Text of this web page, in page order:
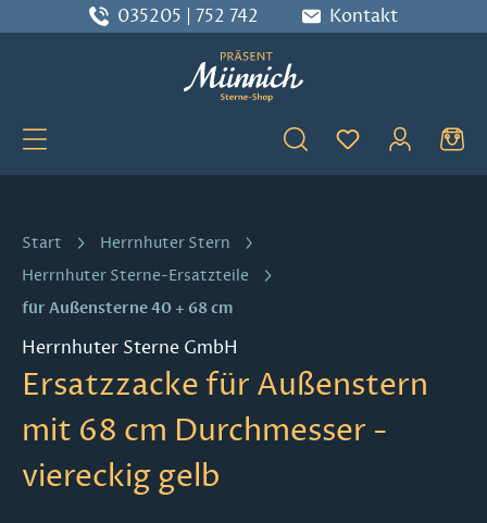
Zum Hauptinhalt springen
035205 | 752 742 Kontakt
Du hast 0
Start
Herrnhuter Stern
Herrnhuter Sterne-Ersatzteile
für Außensterne 40 + 68 cm
Herrnhuter Sterne GmbH
Ersatzzacke für Außenstern
mit 68 cm Durchmesser -
viereckig gelb